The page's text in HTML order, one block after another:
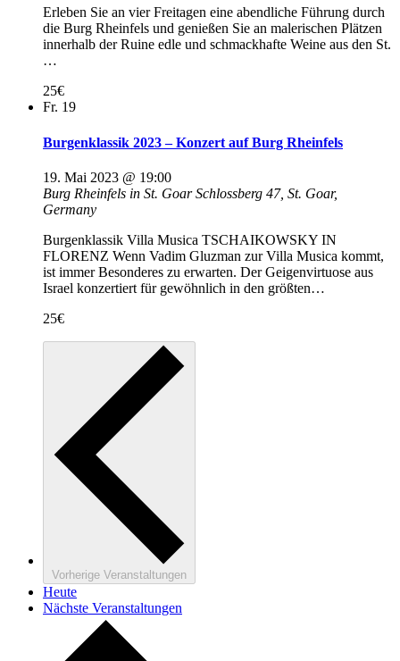
Erleben Sie an vier Freitagen eine abendliche Führung durch
die Burg Rheinfels und genießen Sie an malerischen Plätzen
innerhalb der Ruine edle und schmackhafte Weine aus den St.
…
25€
Fr. 19
Burgenklassik 2023 – Konzert auf Burg Rheinfels
19. Mai 2023 @ 19:00
Burg Rheinfels in St. GoarSchlossberg 47, St. Goar,
Germany
Burgenklassik Villa Musica TSCHAIKOWSKY IN
FLORENZ Wenn Vadim Gluzman zur Villa Musica kommt,
ist immer Besonderes zu erwarten. Der Geigenvirtuose aus
Israel konzertiert für gewöhnlich in den größten…
25€
Vorherige Veranstaltungen
Heute
Nächste Veranstaltungen